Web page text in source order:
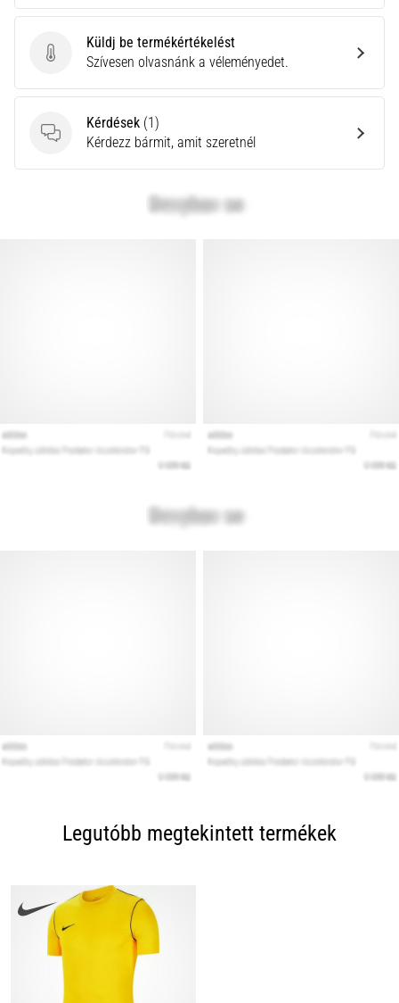
Küldj be termékértékelést
Küldj be termékértékelést
Szívesen olvasnánk a véleményedet.
Kérdések
Kérdések (1)
Kérdezz bármit, amit szeretnél
Legutóbb megtekintett termékek